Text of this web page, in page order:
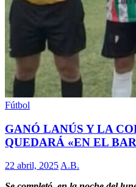
Fútbol
GANÓ LANÚS Y LA
QUEDARÁ «EN EL
22 abril, 2025 A.B.